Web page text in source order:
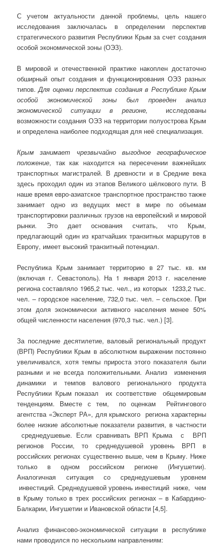
С учетом актуальности данной проблемы, цель нашего
исследования заключалась в определении перспектив
стратегического развития Республики Крым за счет создания
особой экономической зоны (ОЭЗ).
В мировой и отечественной практике накоплен достаточно
обширный опыт создания и функционирования ОЭЗ разных
типов.Для оценки перспектив создания в Республике Крым
особой экономической зоны был проведен анализ
экономической ситуации в регионе,
исследованы
возможности создания ОЭЗ на территории полуострова Крым
и определена наиболее подходящая для неё специализация.
Крым занимает чрезвычайно выгодное географическое
положение, так как находится на пересечении важнейших
транспортных магистралей. В древности и в Средние века
здесь проходил один из этапов Великого шёлкового пути. В
наше время евро-азиатское транспортное пространство также
занимает одно из ведущих мест в мире по объемам
транспортировки различных грузов на европейский и мировой
рынки. Это дает основания считать, что Крым,
предлагающий один из кратчайших транзитных маршрутов в
Европу, имеет высокий транзитный потенциал.
Республика Крым занимает территорию в 27 тыс. кв. км
(включая г. Севастополь). На 1 января 2013 г. население
региона составляло 1965,2 тыс. чел., из которых 1233,2 тыс.
чел. – городское население, 732,0 тыс. чел. – сельское. При
этом доля экономически активного населения менее 50%
общей численности населения (970,3 тыс. чел.) [3].
За последние десятилетие, валовый региональный продукт
(ВРП) Республики Крым в абсолютном выражении постоянно
увеличивался, хотя темпы прироста этого показателя были
разными и не всегда положительными. Анализ изменения
динамики и темпов валового регионального продукта
Республики Крым показал их соответствие общемировым
тенденциям. Вместе с тем, по оценкам Рейтингового
агентства «Эксперт РА», для крымского региона характерны
более низкие абсолютные показатели развития, в частности
среднедушевые. Если сравнивать ВРП Крыма с ВРП
регионов России, то среднедушевой уровень ВРП в
российских регионах существенно выше, чем в Крыму. Ниже
только в одном российском регионе (Ингушетии).
Аналогичная ситуация со среднедушевым уровнем
инвестиций. Среднедушевой уровень инвестиций ниже, чем
в Крыму только в трех российских регионах – в Кабардино-
Балкарии, Ингушетии и Ивановской области [4,5].
Анализ финансово-экономической ситуации в республике
нами проводился по нескольким направлениям: